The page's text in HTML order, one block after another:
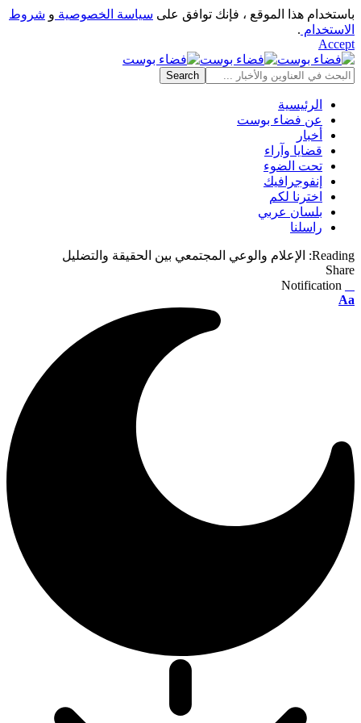
باستخدام هذا الموقع ، فإنك توافق على سياسة الخصوصية و شروط
الاستخدام .
Accept
الرئيسية
عن فضاء بوست
أخبار
قضايا وآراء
تحت الضوء
إنفوجرافيك
اخترنا لكم
بلسان عربي
راسلنا
Reading:
الإعلام والوعي المجتمعي بين الحقيقة والتضليل
Share
Notification
Font
Aa